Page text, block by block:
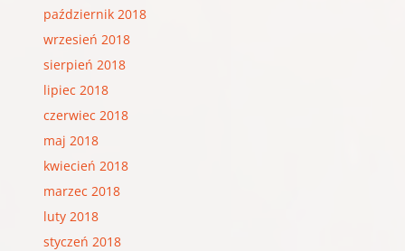
październik 2018
wrzesień 2018
sierpień 2018
lipiec 2018
czerwiec 2018
maj 2018
kwiecień 2018
marzec 2018
luty 2018
styczeń 2018